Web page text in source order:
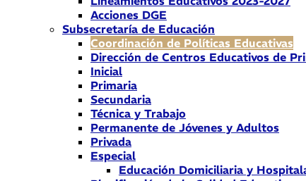
Acciones DGE
Subsecretaría de Educación
Coordinación de Políticas Educativas
Dirección de Centros Educativos de
Inicial
Primaria
Secundaria
Técnica y Trabajo
Permanente de Jóvenes y Adultos
Privada
Especial
Educación Domiciliaria y